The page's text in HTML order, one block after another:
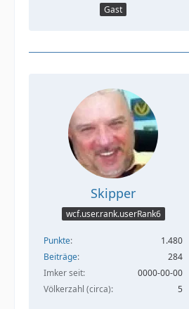
Gast
Skipper
wcf.user.rank.userRank6
Punkte
1.480
Beiträge
284
Imker seit
0000-00-00
Völkerzahl (circa)
5